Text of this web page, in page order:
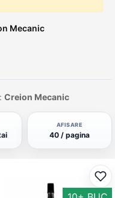
Mecanic
Creion Mecanic
AFISARE
40 / pagina
favorite